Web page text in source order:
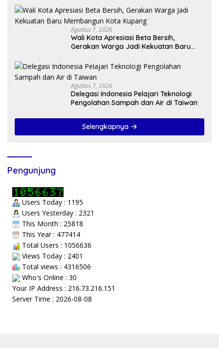
Agustus 7, 2026
Wali Kota Apresiasi Beta Bersih,
Gerakan Warga Jadi Kekuatan Baru
Agustus 7, 2026
Delegasi Indonesia Pelajari Teknologi
Pengolahan Sampah dan Air di Taiwan
Selengkapnya
Pengunjung
Users Today : 1195
Users Yesterday : 2321
This Month : 25818
This Year : 477414
Total Users : 1056636
Views Today : 2401
Total views : 4316506
Who's Online : 30
Your IP Address : 216.73.216.151
Server Time : 2026-08-08